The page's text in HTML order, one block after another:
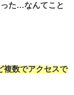
た…なんてこと
複数でアクセスで